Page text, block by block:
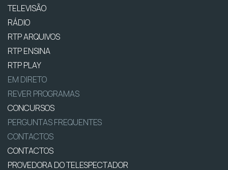
TELEVISÃO
RÁDIO
RTP ARQUIVOS
RTP ENSINA
RTP PLAY
EM DIRETO
REVER PROGRAMAS
CONCURSOS
PERGUNTAS FREQUENTES
CONTACTOS
CONTACTOS
PROVEDORA DO TELESPECTADOR